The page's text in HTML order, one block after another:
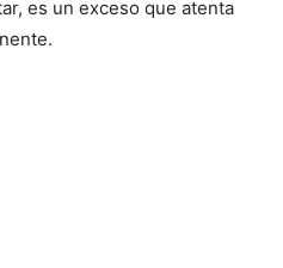
es un exceso que atenta